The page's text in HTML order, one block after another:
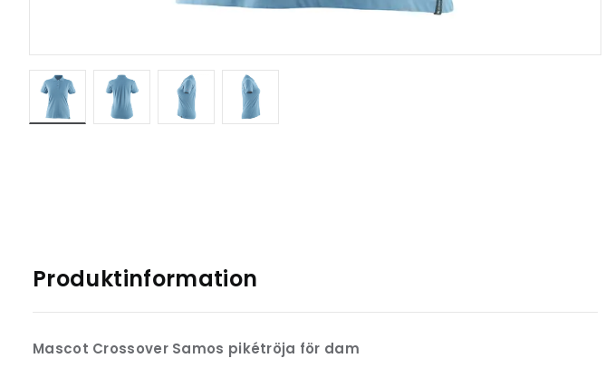
Produktinformation
Mascot Crossover Samos pikétröja för dam